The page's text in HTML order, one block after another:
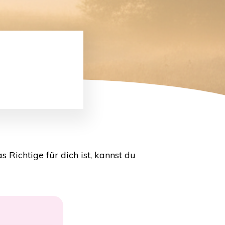
Richtige für dich ist, kannst du